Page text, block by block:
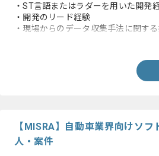
・ST言語またはラダーを用いた開発
・開発のリード経験
・現場からのデータ収集手法に関す
【MISRA】自動車業界向けソ
人・案件